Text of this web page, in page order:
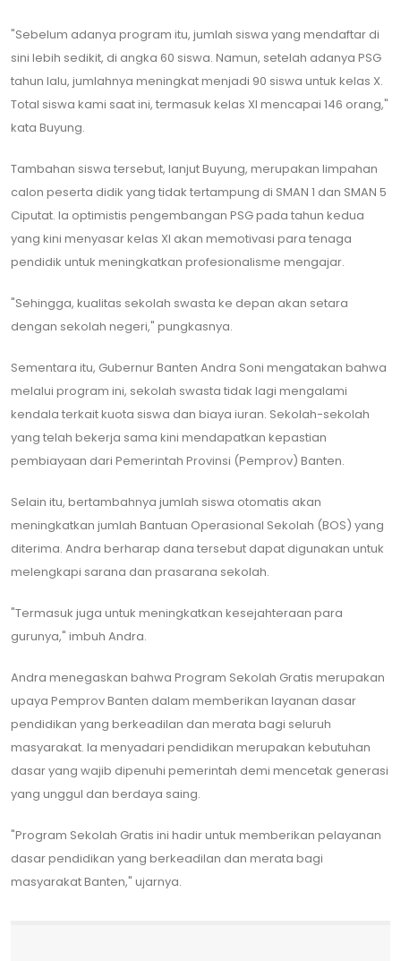
​"Sebelum adanya program itu, jumlah siswa yang mendaftar di
sini lebih sedikit, di angka 60 siswa. Namun, setelah adanya PSG
tahun lalu, jumlahnya meningkat menjadi 90 siswa untuk kelas X.
Total siswa kami saat ini, termasuk kelas XI mencapai 146 orang,"
kata Buyung.
​Tambahan siswa tersebut, lanjut Buyung, merupakan limpahan
calon peserta didik yang tidak tertampung di SMAN 1 dan SMAN 5
Ciputat. Ia optimistis pengembangan PSG pada tahun kedua
yang kini menyasar kelas XI akan memotivasi para tenaga
pendidik untuk meningkatkan profesionalisme mengajar.
​"Sehingga, kualitas sekolah swasta ke depan akan setara
dengan sekolah negeri," pungkasnya.
​Sementara itu, Gubernur Banten Andra Soni mengatakan bahwa
melalui program ini, sekolah swasta tidak lagi mengalami
kendala terkait kuota siswa dan biaya iuran. Sekolah-sekolah
yang telah bekerja sama kini mendapatkan kepastian
pembiayaan dari Pemerintah Provinsi (Pemprov) Banten.
​Selain itu, bertambahnya jumlah siswa otomatis akan
meningkatkan jumlah Bantuan Operasional Sekolah (BOS) yang
diterima. Andra berharap dana tersebut dapat digunakan untuk
melengkapi sarana dan prasarana sekolah.
​"Termasuk juga untuk meningkatkan kesejahteraan para
gurunya," imbuh Andra.
​Andra menegaskan bahwa Program Sekolah Gratis merupakan
upaya Pemprov Banten dalam memberikan layanan dasar
pendidikan yang berkeadilan dan merata bagi seluruh
masyarakat. Ia menyadari pendidikan merupakan kebutuhan
dasar yang wajib dipenuhi pemerintah demi mencetak generasi
yang unggul dan berdaya saing.
​"Program Sekolah Gratis ini hadir untuk memberikan pelayanan
dasar pendidikan yang berkeadilan dan merata bagi
masyarakat Banten," ujarnya.